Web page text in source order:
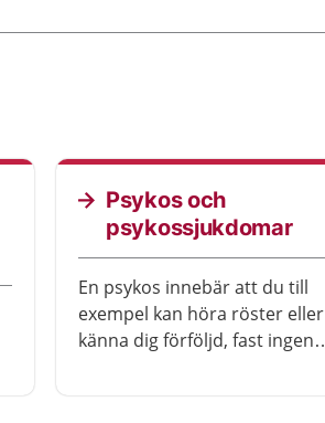
Psykos och
psykossjukdomar
En psykos innebär att du till
exempel kan höra röster eller
känna dig förföljd, fast ingen